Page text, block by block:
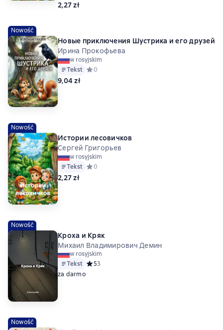
2,27 zł
Nowość
Новые приключения Шустрика и его друзей
Ирина Прокофьева
w rosyjskim
Tekst Средний рейтинг 0 на основе 0 оценок
0
9,04 zł
Nowość
Истории лесовичков
Сергей Григорьев
w rosyjskim
Tekst Средний рейтинг 0 на основе 0 оценок
0
2,27 zł
Nowość
Кроха и Кряк
Михаил Владимирович Демин
w rosyjskim
Tekst Средний рейтинг 5 на основе 3 оценок
53
za darmo
Nowość